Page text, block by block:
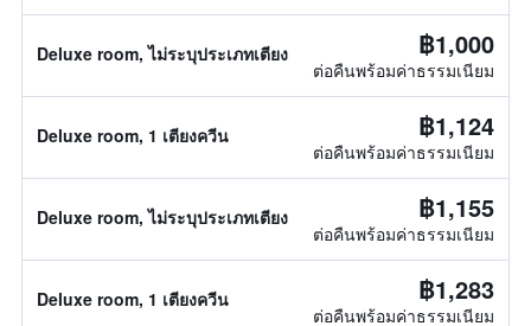
Deluxe room, ไม่ระบุประเภทเตียง ฿1,000
ต่อคืนพร้อมค่าธรรมเนียม
Deluxe room, 1 เตียงควีน ฿1,124
ต่อคืนพร้อมค่าธรรมเนียม
Deluxe room, ไม่ระบุประเภทเตียง ฿1,155
ต่อคืนพร้อมค่าธรรมเนียม
Deluxe room, 1 เตียงควีน ฿1,283
ต่อคืนพร้อมค่าธรรมเนียม